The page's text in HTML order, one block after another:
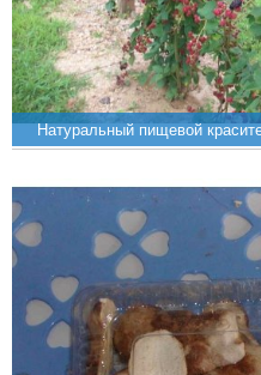
Натуральный пищевой